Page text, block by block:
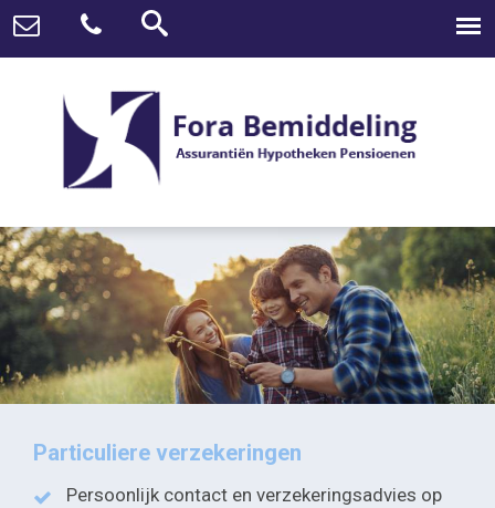
Particuliere verzekeringen
Persoonlijk contact en verzekeringsadvies op